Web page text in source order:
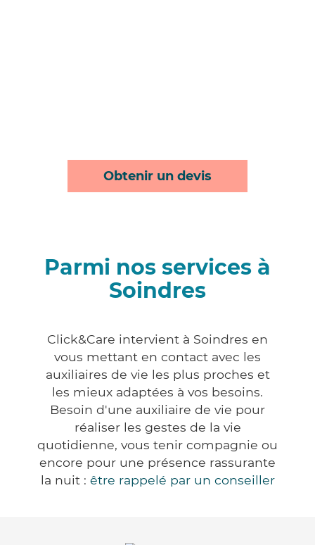
Obtenir un devis
Parmi nos services à
Soindres
Click&Care intervient à Soindres en
vous mettant en contact avec les
auxiliaires de vie les plus proches et
les mieux adaptées à vos besoins.
Besoin d'une auxiliaire de vie pour
réaliser les gestes de la vie
quotidienne, vous tenir compagnie ou
encore pour une présence rassurante
la nuit : être rappelé par un conseiller